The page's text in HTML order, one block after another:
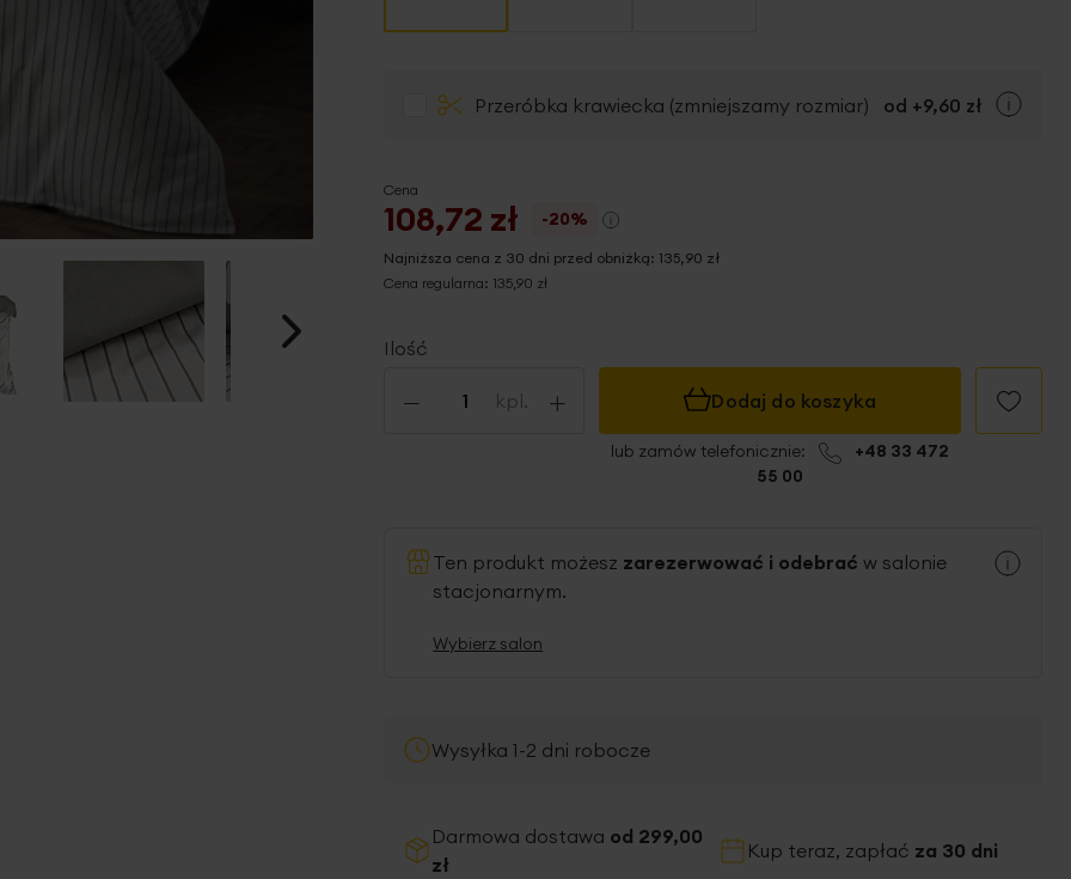
Przeróbka krawiecka (zmniejszamy rozmiar) od +9,60 zł
Ilość
- kpl. +
Cena
108,72 zł -20%
Najniższa cena z 30 dni przed obniżką: 135,90 zł
Cena regularna: 135,90 zł
Dodaj do koszyka
lub zamów telefonicznie:
+48 33 472
55 00
Ten produkt możesz zarezerwować i odebrać w salonie
stacjonarnym.
Wybierz salon
Wysyłka 1-2 dni robocze
Darmowa dostawa od 299,00
zł
Kup teraz, zapłać za 30 dni